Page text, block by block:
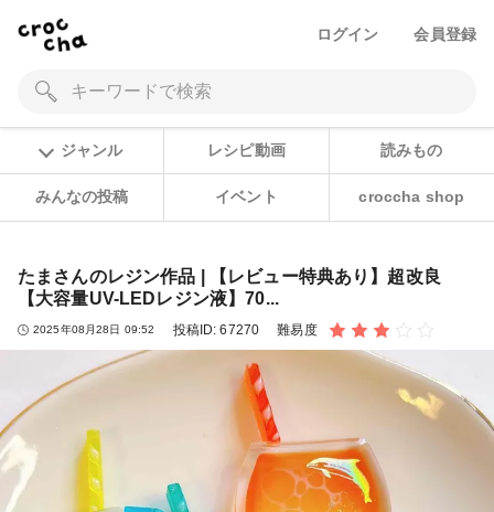
ログイン 会員登録
ジャンル レシピ動画 読みもの
みんなの投稿 イベント croccha shop
たまさんのレジン作品 | 【レビュー特典あり】超改良
【大容量UV-LEDレジン液】70...
2025年08月28日 09:52 投稿ID:67270 難易度